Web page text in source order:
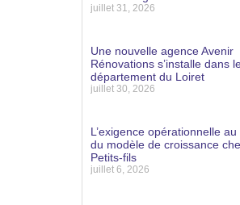
juillet 31, 2026
Une nouvelle agence Avenir
Rénovations s’installe dans
département du Loiret
juillet 30, 2026
L’exigence opérationnelle
du modèle de croissance
Petits-fils
juillet 6, 2026